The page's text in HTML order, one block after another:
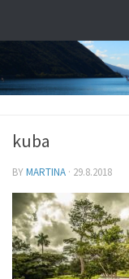
kuba
BYMARTINA · 29.8.2018